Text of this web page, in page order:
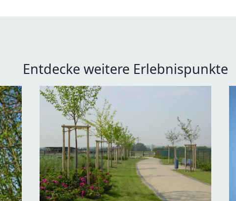
Entdecke weitere Erlebnispunkte